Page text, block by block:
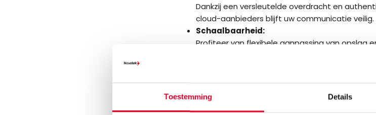
Toestemming Details
Dankzij een versleutelde overdracht en
cloud-aanbieders blijft uw communicatie veilig.
Schaalbaarheid:
Profiteer van flexibele aanpassing van opslag
Meer informatie over de Cloud File Access PLug-